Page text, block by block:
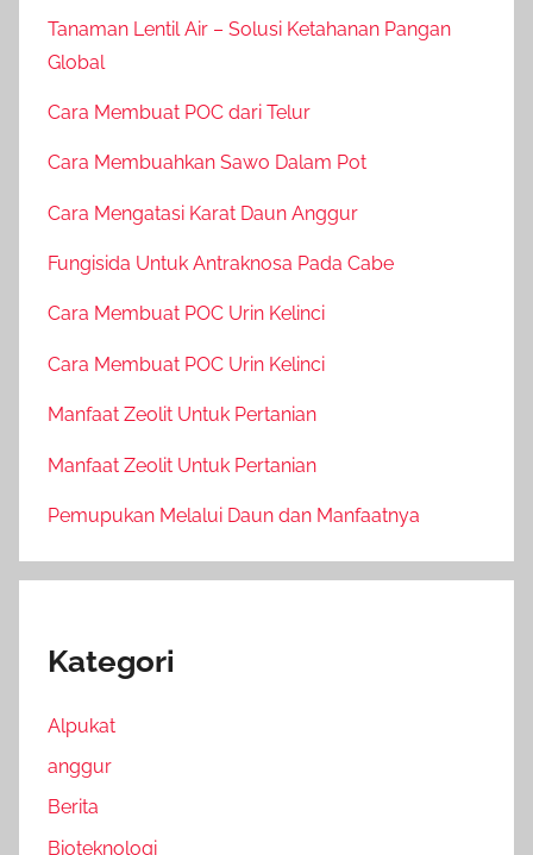
Tanaman Lentil Air – Solusi Ketahanan Pangan
Global
Cara Membuat POC dari Telur
Cara Membuahkan Sawo Dalam Pot
Cara Mengatasi Karat Daun Anggur
Fungisida Untuk Antraknosa Pada Cabe
Cara Membuat POC Urin Kelinci
Cara Membuat POC Urin Kelinci
Manfaat Zeolit Untuk Pertanian
Manfaat Zeolit Untuk Pertanian
Pemupukan Melalui Daun dan Manfaatnya
Kategori
Alpukat
anggur
Berita
Bioteknologi